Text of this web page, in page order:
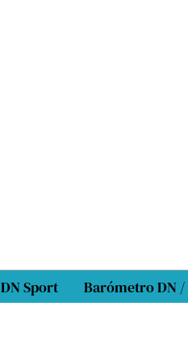
DN Sport Barómetro DN